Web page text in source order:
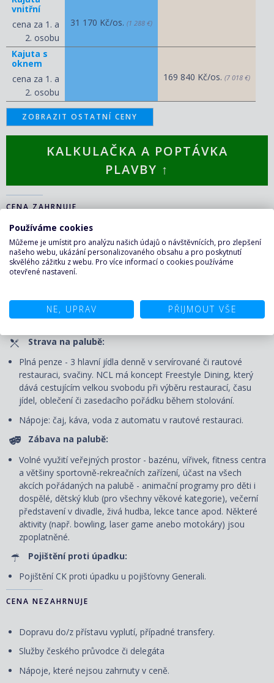
vnitřní
cena za 1. a
2. osobu
31 170 Kč/os. (1 288 €)
Kajuta s
oknem
cena za 1. a
2. osobu
169 840 Kč/os. (7 018 €)
ZOBRAZIT OSTATNÍ CENY
KALKULAČKA A POPTÁVKA
PLAVBY ↑
CENA ZAHRNUJE
Plavba:
Ubytování v kajutě vybrané kategorie. Kajuty jsou vybavené
samostatným sociálním zařízením, klimatizací, TV, minibarem,
nalodění a vylodění, denní úklidový servis a výhody Vámi
zvolené třídy ubytování.
Strava na palubě:
Plná penze - 3 hlavní jídla denně v servírované či rautové
restauraci, svačiny. NCL má koncept Freestyle Dining, který
dává cestujícím velkou svobodu při výběru restaurací, času
jídel, oblečení či zasedacího pořádku během stolování.
Nápoje: čaj, káva, voda z automatu v rautové restauraci.
Zábava na palubě:
Volné využití veřejných prostor - bazénu, vířivek, fitness centra
a většiny sportovně-rekreačních zařízení, účast na všech
akcích pořádaných na palubě - animační programy pro děti i
dospělé, dětský klub (pro všechny věkové kategorie), večerní
představení v divadle, živá hudba, lekce tance apod. Některé
aktivity (např. bowling, laser game anebo motokáry) jsou
zpoplatněné.
Pojištění proti úpadku:
Pojištění CK proti úpadku u pojišťovny Generali.
CENA NEZAHRNUJE
Dopravu do/z přístavu vyplutí, případné transfery.
Služby českého průvodce či delegáta
Nápoje, které nejsou zahrnuty v ceně.
Používáme cookies
Můžeme je umístit pro analýzu našich údajů o návštěvnících, pro zlepšení
našeho webu, ukázání personalizovaného obsahu a pro poskytnutí
skvělého zážitku z webu. Pro více informací o cookies používáme
otevřené nastavení.
NE, UPRAV PŘIJMOUT VŠE